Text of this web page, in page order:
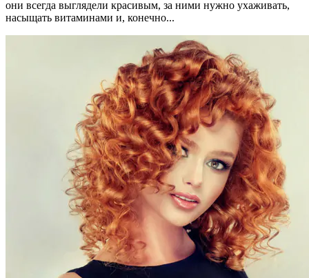
они всегда выглядели красивым, за ними нужно ухаживать,
насыщать витаминами и, конечно...